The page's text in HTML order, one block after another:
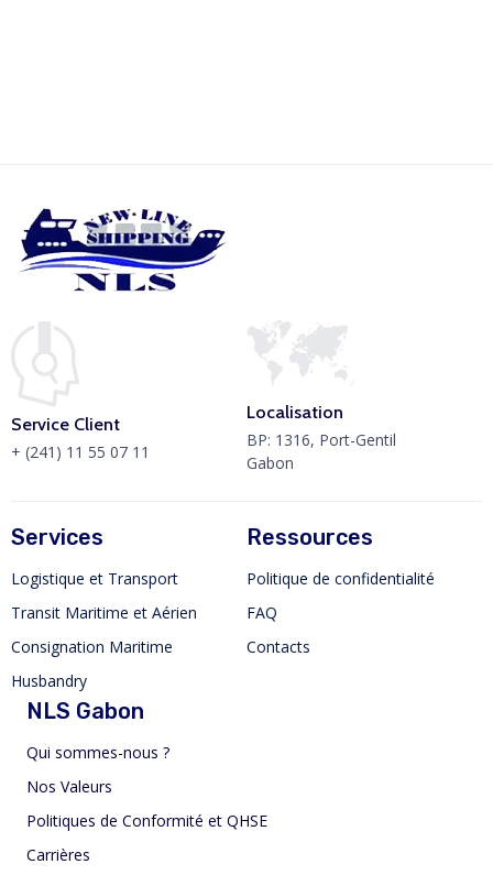
Service Client
+ (241) 11 55 07 11
Localisation
BP: 1316, Port-Gentil
Gabon
Services
Logistique et Transport
Transit Maritime et Aérien
Consignation Maritime
Husbandry
Ressources
Politique de confidentialité
FAQ
Contacts
NLS Gabon
Qui sommes-nous ?
Nos Valeurs
Politiques de Conformité et QHSE
Carrières